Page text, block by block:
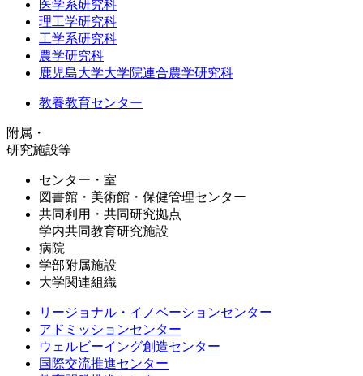
医学系研究科
理工学研究科
工学系研究科
農学研究科
鹿児島大学大学院連合農学研究科
教養教育センター
附属・
研究施設等
センター・室
図書館・美術館・保健管理センター
共同利用・共同研究拠点
学内共同教育研究施設
病院
学部附属施設
大学関連組織
リージョナル・イノベーションセンター
アドミッションセンター
ウェルビーイング創造センター
国際交流推進センター